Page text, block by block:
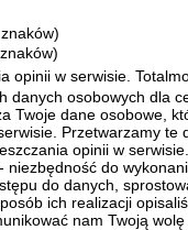
opinii w serwisie.
danych osobowych dla
Twoje dane osobowe,
Przetwarzamy te
opinii w serwisie.
niezbędność do
do danych,
ich realizacji
nam Twoją wolę